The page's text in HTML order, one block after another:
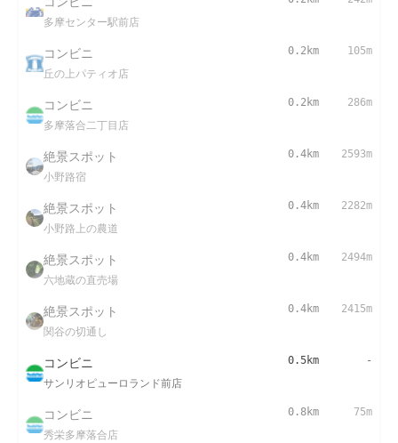
多摩センター駅前店
コンビニ
丘の上パティオ店
0.2km 105m
コンビニ
多摩落合二丁目店
0.2km 286m
絶景スポット
小野路宿
0.4km 2593m
絶景スポット
小野路上の農道
0.4km 2282m
絶景スポット
六地蔵の直売場
0.4km 2494m
絶景スポット
関谷の切通し
0.4km 2415m
コンビニ
サンリオピューロランド前店
0.5km -
コンビニ
秀栄多摩落合店
0.8km 75m